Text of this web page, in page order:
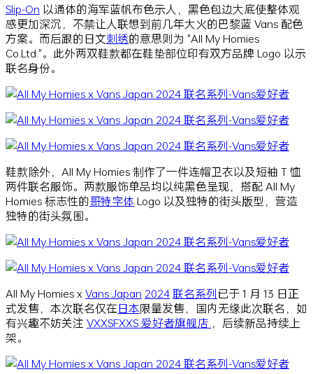
Slip-On 以通体的海军蓝帆布色示人，黑色包边大底使整体观
感更加深沉，不禁让人联想到前几年大火的巴黎蓝 Vans 配色
方案。而后跟的日文刺绣的意思则为 "All My Homies
Co.Ltd."。此外两双鞋款都在鞋垫部位印有双方品牌 Logo 以示
联名身份。
鞋款除外，All My Homies 制作了一件连帽卫衣以及短袖 T 恤
两件联名服饰。两款服饰单品均以纯黑色呈现，搭配 All My
Homies 标志性的哥特字体Logo 以及独特的街头版型，营造
独特的街头氛围。
All My Homies x Vans Japan 2024联名系列已于 1 月 13 日正
式发售，本次联名仅在日本限量发售，国内无缘此次联名， 如
有兴趣不妨关注 VXXSFXXS 爱好者旗舰店
，后续新品持续上
架。